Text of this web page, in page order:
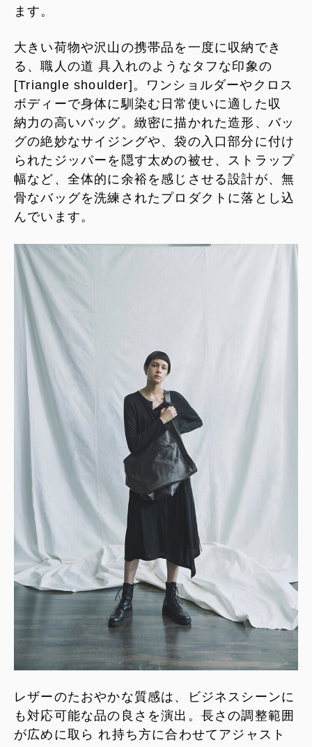
ます。
大きい荷物や沢山の携帯品を一度に収納でき
る、職人の道 具入れのようなタフな印象の
[Triangle shoulder]。ワンショルダーやクロス
ボディーで身体に馴染む日常使いに適した収
納力の高いバッグ。緻密に描かれた造形、バッ
グの絶妙なサイジングや、袋の入口部分に付け
られたジッパーを隠す太めの被せ、ストラップ
幅など、全体的に余裕を感じさせる設計が、無
骨なバッグを洗練されたプロダクトに落とし込
んでいます。
レザーのたおやかな質感は、ビジネスシーンに
も対応可能な品の良さを演出。長さの調整範囲
が広めに取ら れ持ち方に合わせてアジャスト